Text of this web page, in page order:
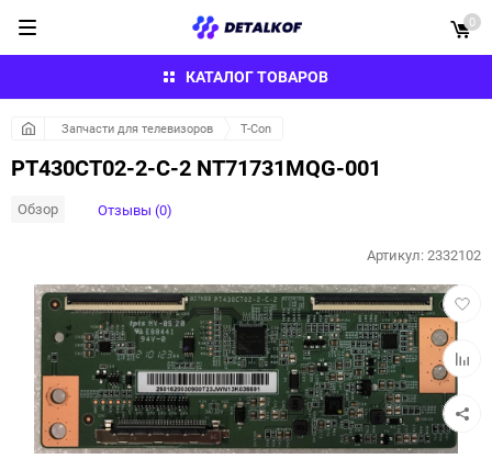
КАТАЛОГ ТОВАРОВ
0
Запчасти для телевизоров T-Con
PT430CT02-2-C-2 NT71731MQG-001
Обзор Отзывы (0)
в
к
Артикул:2332102